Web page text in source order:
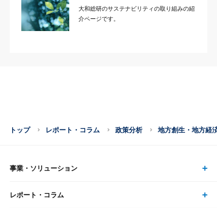
大和総研のサステナビリティの取り組みの紹
介ページです。
トップ レポート・コラム 政策分析 地方創生・地方経
事業・ソリューション
事業・ソリューション トップ
レポート・コラム